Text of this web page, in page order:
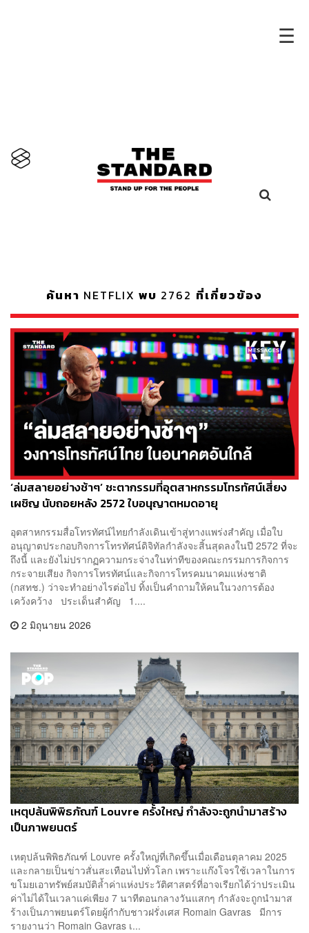
☰
ค้นหา NETFLIX พบ 2762 ที่เกี่ยวข้อง
‘ล่มสลายอย่างช้าๆ’ ชะตากรรมที่อุตสาหกรรมโทรทัศน์เสี่ยง
เผชิญ นับถอยหลัง 2572 ใบอนุญาตหมดอายุ
อุตสาหกรรมสื่อโทรทัศน์ไทยกำลังเดินเข้าสู่ทางแพร่งสำคัญ เมื่อใบ
อนุญาตประกอบกิจการโทรทัศน์ดิจิทัลกำลังจะสิ้นสุดลงในปี 2572 ที่จะ
ถึงนี้ และยังไม่ปรากฏความกระจ่างในท่าทีของคณะกรรมการกิจการ
กระจายเสียง กิจการโทรทัศน์และกิจการโทรคมนาคมแห่งชาติ
(กสทช.) ว่าจะทำอย่างไรต่อไป ทิ้งเป็นคำถามให้คนในวงการต้อง
เคว้งคว้าง ประเด็นสำคัญ 1....
2 มิถุนายน 2026
เหตุปล้นพิพิธภัณฑ์ Louvre ครั้งใหญ่ กำลังจะถูกนำมาสร้าง
เป็นภาพยนตร์
เหตุปล้นพิพิธภัณฑ์ Louvre ครั้งใหญ่ที่เกิดขึ้นเมื่อเดือนตุลาคม 2025
และกลายเป็นข่าวสั่นสะเทือนไปทั่วโลก เพราะแก๊งโจรใช้เวลาในการ
ขโมยเอาทรัพย์สมบัติล้ำค่าแห่งประวัติศาสตร์ที่อาจเรียกได้ว่าประเมิน
ค่าไม่ได้ในเวลาแค่เพียง 7 นาทีตอนกลางวันแสกๆ กำลังจะถูกนำมาส
ร้างเป็นภาพยนตร์โดยผู้กำกับชาวฝรั่งเศส Romain Gavras มีการ
รายงานว่า Romain Gavras เ...